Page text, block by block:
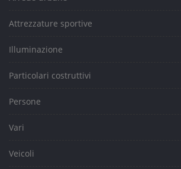
Attrezzature sportive
Illuminazione
Particolari costruttivi
Persone
Vari
Veicoli